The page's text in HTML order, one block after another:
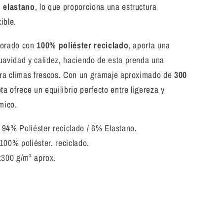
elastano, lo que proporciona una estructura
con100% poliéster reciclado, aporta una
y calidez, haciendo de esta prenda una
climas frescos. Con un gramaje aproximado de300
ofrece un equilibrio perfecto entre ligereza y
Poliéster reciclado / 6% Elastano.
poliéster. reciclado.
g/m² aprox.